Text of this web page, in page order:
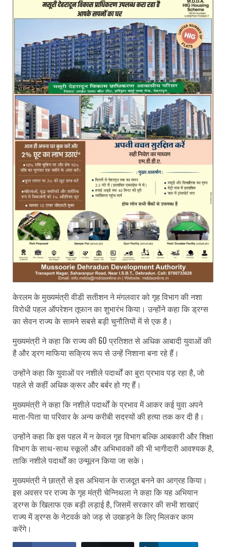
केरलम के मुख्यमंत्री वीडी सतीशन ने मंगलवार को गृह विभाग की नशा
विरोधी पहल ऑपरेशन तूफान का शुभारंभ किया। उन्होंने कहा कि ड्रग्स
का सेवन राज्य के सामने सबसे बड़ी चुनौतियों में से एक है।
मुख्यमंत्री ने कहा कि राज्य की 60 प्रतिशत से अधिक आबादी युवाओं की
है और ड्रग माफिया सक्रिय रूप से उन्हें निशाना बना रहे हैं।
उन्होंने कहा कि युवाओं पर नशीले पदार्थों का बुरा प्रभाव पड़ रहा है, जो
पहले से कहीं अधिक क्रूर और बर्बर हो गए हैं।
मुख्यमंत्री ने कहा कि नशीले पदार्थों के प्रभाव में आकर कई युवा अपने
माता-पिता या परिवार के अन्य करीबी सदस्यों की हत्या तक कर दी है।
उन्होंने कहा कि इस पहल में न केवल गृह विभाग बल्कि आबकारी और शिक्षा
विभाग के साथ-साथ स्कूलों और अभिभावकों की भी भागीदारी आवश्यक है,
ताकि नशीले पदार्थों का उन्मूलन किया जा सके।
मुख्यमंत्री ने छात्रों से इस अभियान के राजदूत बनने का आग्रह किया।
इस अवसर पर राज्य के गृह मंत्री चेन्निथला ने कहा कि यह अभियान
ड्रग्स के खिलाफ एक बड़ी लड़ाई है, जिसमें सरकार की सभी शाखाएं
राज्य में ड्रग्स के नेटवर्क को जड़ से उखाड़ने के लिए मिलकर काम
करेंगे।